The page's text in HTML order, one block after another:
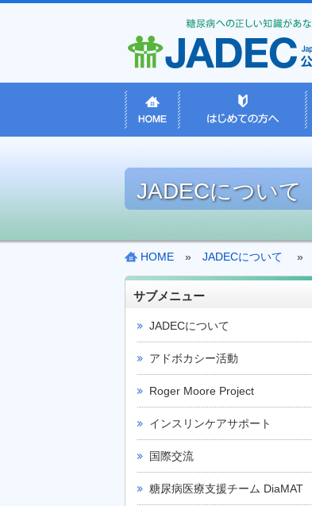
JADECについて
サブメニュー
JADECについて
アドボカシー活動
Roger Moore Project
インスリンケアサポート
国際交流
糖尿病医療支援チーム DiaMAT
HOME » JADECについて »